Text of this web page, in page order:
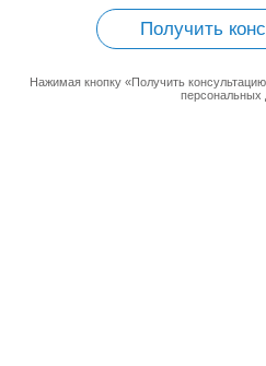
Получить
Нажимая кнопку «Получить
персональных